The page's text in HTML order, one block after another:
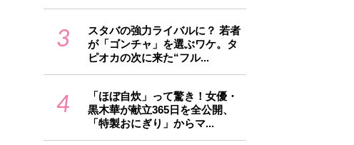
3
スタバの強力ライバルに？ 若者
が「ゴンチャ」を選ぶワケ。タ
ピオカの次に来た“フル...
4
「ほぼ自炊」って驚き！女優・
黒木華が献立365日を全公開、
「特製おにぎり」からマ...